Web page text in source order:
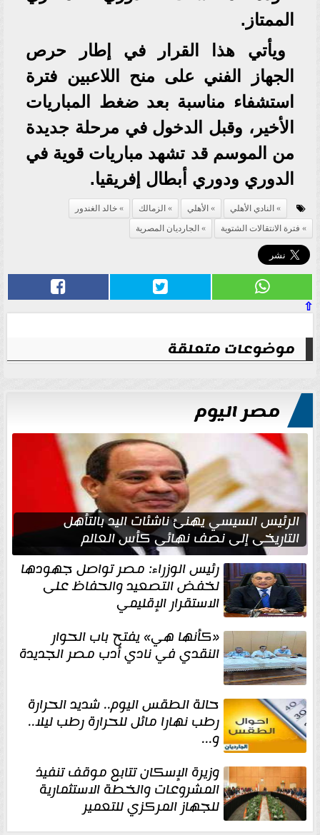
الممتاز.
ويأتي هذا القرار في إطار حرص
الجهاز الفني على منح اللاعبين فترة
استشفاء مناسبة بعد ضغط المباريات
الأخير، وقبل الدخول في مرحلة جديدة
من الموسم قد تشهد مباريات قوية في
الدوري ودوري أبطال إفريقيا.
النادي الأهلي الأهلي الزمالك
خالد الغندور
فترة الانتقالات الشتوية
الجارديان المصرية
⇧
موضوعات متعلقة
مصر اليوم
الرئيس السيسي يهنئ ناشئات اليد بالتأهل
التاريخي إلى نصف نهائي كأس العالم
رئيس الوزراء: مصر تواصل جهودها
لخفض التصعيد والحفاظ على
الاستقرار الإقليمي
«كأنها هي» يفتح باب الحوار
النقدي في نادي أدب مصر الجديدة
حالة الطقس اليوم.. شديد الحرارة
رطب نهارا مائل للحرارة رطب ليلا..
و...
وزيرة الإسكان تتابع موقف تنفيذ
المشروعات والخطة الاستثمارية
للجهاز المركزي للتعمير